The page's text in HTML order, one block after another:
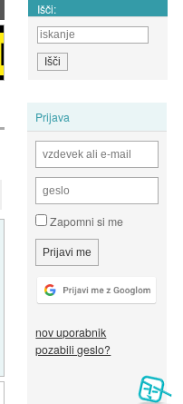
Išči:
Prijava
Zapomni si me
nov uporabnik
pozabili geslo?